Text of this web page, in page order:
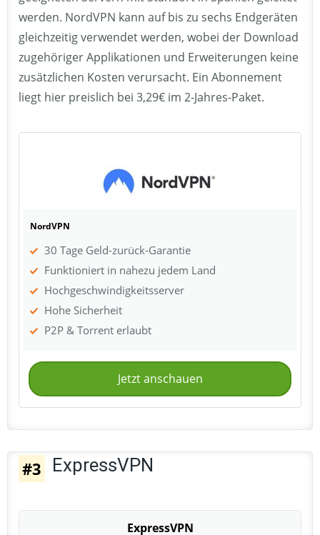
werden. NordVPN kann auf bis zu sechs Endgeräten
gleichzeitig verwendet werden, wobei der Download
zugehöriger Applikationen und Erweiterungen keine
zusätzlichen Kosten verursacht. Ein Abonnement
liegt hier preislich bei 3,29€ im 2-Jahres-Paket.
NordVPN
30 Tage Geld-zurück-Garantie
Funktioniert in nahezu jedem Land
Hochgeschwindigkeitsserver
Hohe Sicherheit
P2P & Torrent erlaubt
Jetzt anschauen
#3 ExpressVPN
ExpressVPN